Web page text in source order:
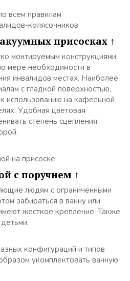
всем правилам
колясочников
присосках ↑
монтируемым конструкциями,
мере необходимости в
инвалидов местах. Наиболее
с гладкой поверхностью,
использованию на кафельной
Удобная цветовая
степень сцепления
на присоске
с поручнем ↑
людям с ограниченными
забираться в ванну или
жесткое крепление. Также
конфигураций и типов
укомплектовать ванную